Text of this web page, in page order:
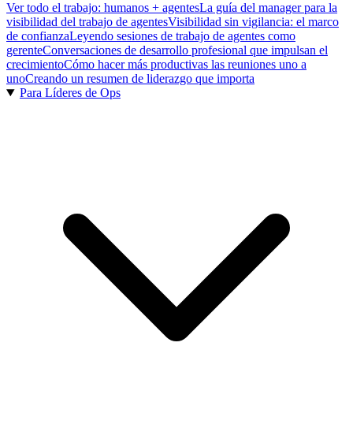
Ver todo el trabajo: humanos + agentesLa guía del manager para la
visibilidad del trabajo de agentesVisibilidad sin vigilancia: el marco
de confianzaLeyendo sesiones de trabajo de agentes como
gerenteConversaciones de desarrollo profesional que impulsan el
crecimientoCómo hacer más productivas las reuniones uno a
unoCreando un resumen de liderazgo que importa
Para Líderes de Ops